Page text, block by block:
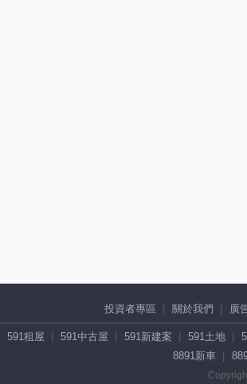
投資者專區 關於我們 廣
591租屋 591中古屋 591新建案 591土地
8891新車